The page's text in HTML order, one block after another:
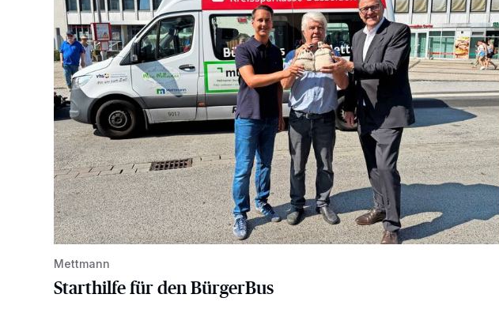
Mettmann
Starthilfe für den BürgerBus